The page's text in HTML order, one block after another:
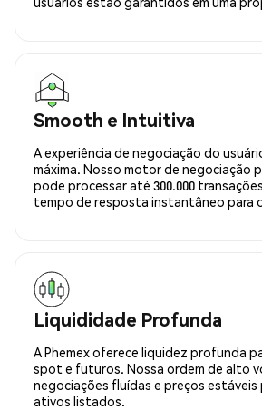
Smooth e Intuitiva
A experiência de negociação do
máxima. Nosso motor de negociação
pode processar até 300.000
tempo de resposta instantâneo para
Liquididade Profunda
A Phemex oferece liquidez profunda
spot e futuros. Nossa ordem de alto
negociações fluídas e preços
ativos listados.